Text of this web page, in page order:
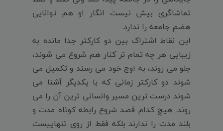
تماشاگری بیش نیست انگار او هم توانایی
هضم جامعه را ندارد.
این نقاط اشتراک بین دو کارکتر جدا مانده به
زیبایی هر چه تمام تر کنار هم شروع می شوند،
جلو می روند، به اوج خود می رسند و تکمیل می
شوند دو کارکتر زمانی که با یکدیگر آشنا می
شوند درست ترین مسیر وانسانی ترین آن را می
روند. هیچ کدام قصد شروع رابطه کوتاه مدت و
بلند مدت را ندارند بلکه فقط از روی تنهاییست